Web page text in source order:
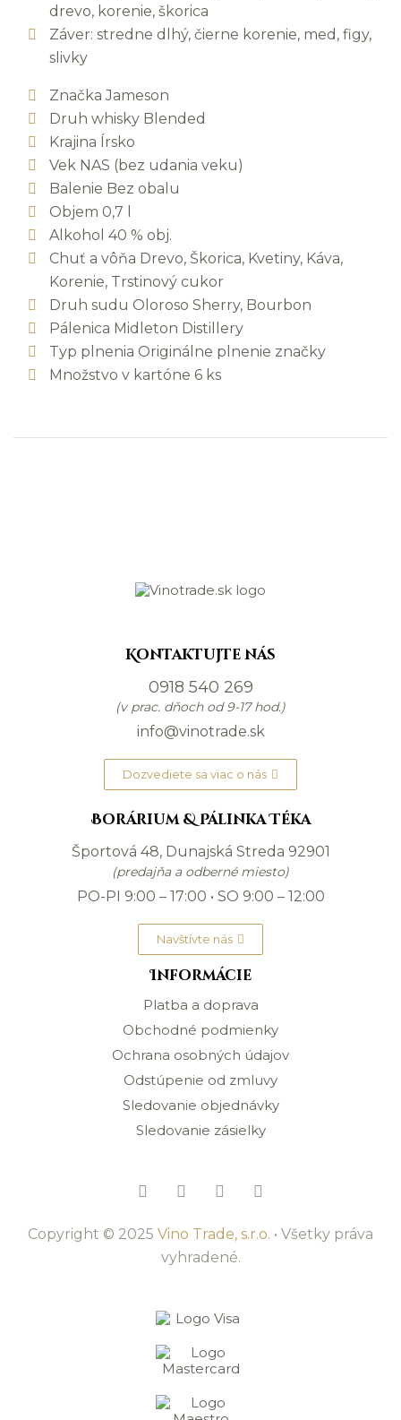
drevo, korenie, škorica
Záver: stredne dlhý, čierne korenie, med, figy,
slivky
Značka Jameson
Druh whisky Blended
Krajina Írsko
Vek NAS (bez udania veku)
Balenie Bez obalu
Objem 0,7 l
Alkohol 40 % obj.
Chuť a vôňa Drevo, Škorica, Kvetiny, Káva,
Korenie, Trstinový cukor
Druh sudu Oloroso Sherry, Bourbon
Pálenica Midleton Distillery
Typ plnenia Originálne plnenie značky
Množstvo v kartóne 6 ks
Kontaktujte nás
0918 540 269
(v prac. dňoch od 9-17 hod.)
info@vinotrade.sk
Dozvediete sa viac o nás
Borárium & Pálinka Téka
Športová 48, Dunajská Streda 92901
(predajňa a odberné miesto)
PO-PI 9:00 – 17:00 • SO 9:00 – 12:00
Navštívte nás
Informácie
Platba a doprava
Obchodné podmienky
Ochrana osobných údajov
Odstúpenie od zmluvy
Sledovanie objednávky
Sledovanie zásielky
Copyright © 2025 Vino Trade, s.r.o. • Všetky práva
vyhradené.